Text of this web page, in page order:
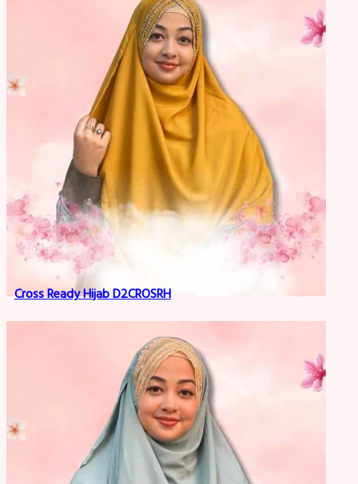
Cross Ready Hijab D2CROSRH